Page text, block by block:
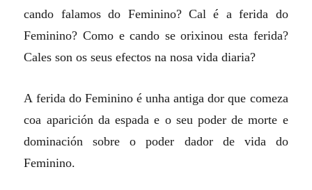
cando falamos do Feminino? Cal é a ferida do
Feminino? Como e cando se orixinou esta ferida?
Cales son os seus efectos na nosa vida diaria?
A ferida do Feminino é unha antiga dor que comeza
coa aparición da espada e o seu poder de morte e
dominación sobre o poder dador de vida do
Feminino.